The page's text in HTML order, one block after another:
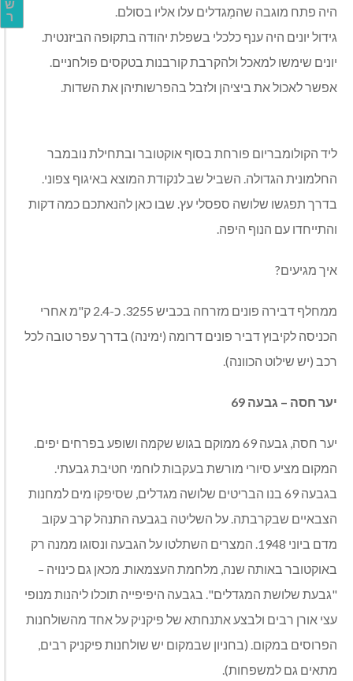
ש
ר
היה פתח מוגבה שהמְגדלים עלו אליו בסולם.
גידול יונים היה ענף כלכלי בשפלת יהודה בתקופה הביזנטית.
יונים שימשו למאכל ולהקרבת קורבנות בטקסים פולחניים.
אפשר לאכול את ביציהן ולזבל בהפרשותיהן את השדות.
ליד הקולומבריום פורחת בסוף אוקטובר ובתחילת נובמבר
החלמונית הגדולה. השביל שב לנקודת המוצא באיגוף צפוני.
בדרך תפגשו שלושה ספסלי עץ. שבו כאן להנאתכם כמה דקות
והתייחדו עם הנוף היפה.
איך מגיעים?
ממחלף דבירה פונים מזרחה בכביש 3255. כ-2.4 ק"מ אחרי
הכניסה לקיבוץ דביר פונים דרומה (ימינה) בדרך עפר טובה לכל
רכב (יש שילוט הכוונה).
יער חסה – גבעה 69
יער חסה, גבעה 69
ממוקם בגוש שקמה ושופע בפרחים יפים.
המקום מציע סיורי מורשת בעקבות לוחמי חטיבת גבעתי.
בגבעה 69 בנו הבריטים שלושה מגדלים, שסיפקו מים למחנות
הצבאיים שבקרבתה. על השליטה בגבעה התנהל קרב עקוב
מדם ביוני 1948. המצרים השתלטו על הגבעה ונסוגו ממנה רק
באוקטובר באותה שנה, מלחמת העצמאות. מכאן גם כינויה –
"גבעת שלושת המגדלים". בגבעה היפיפייה תוכלו ליהנות מנופי
עצי אורן רבים ולבצע אתנחתא של פיקניק על אחד מהשולחנות
הפרוסים במקום. (בחניון שבמקום יש שולחנות פיקניק רבים,
מתאים גם למשפחות).